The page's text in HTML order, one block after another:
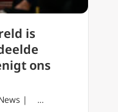
is
ons
News | …